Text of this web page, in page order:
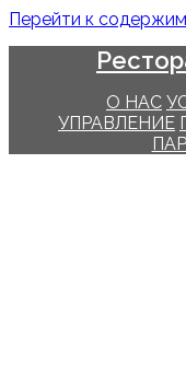
Перейти к
О НАС
УПРАВЛЕНИЕ